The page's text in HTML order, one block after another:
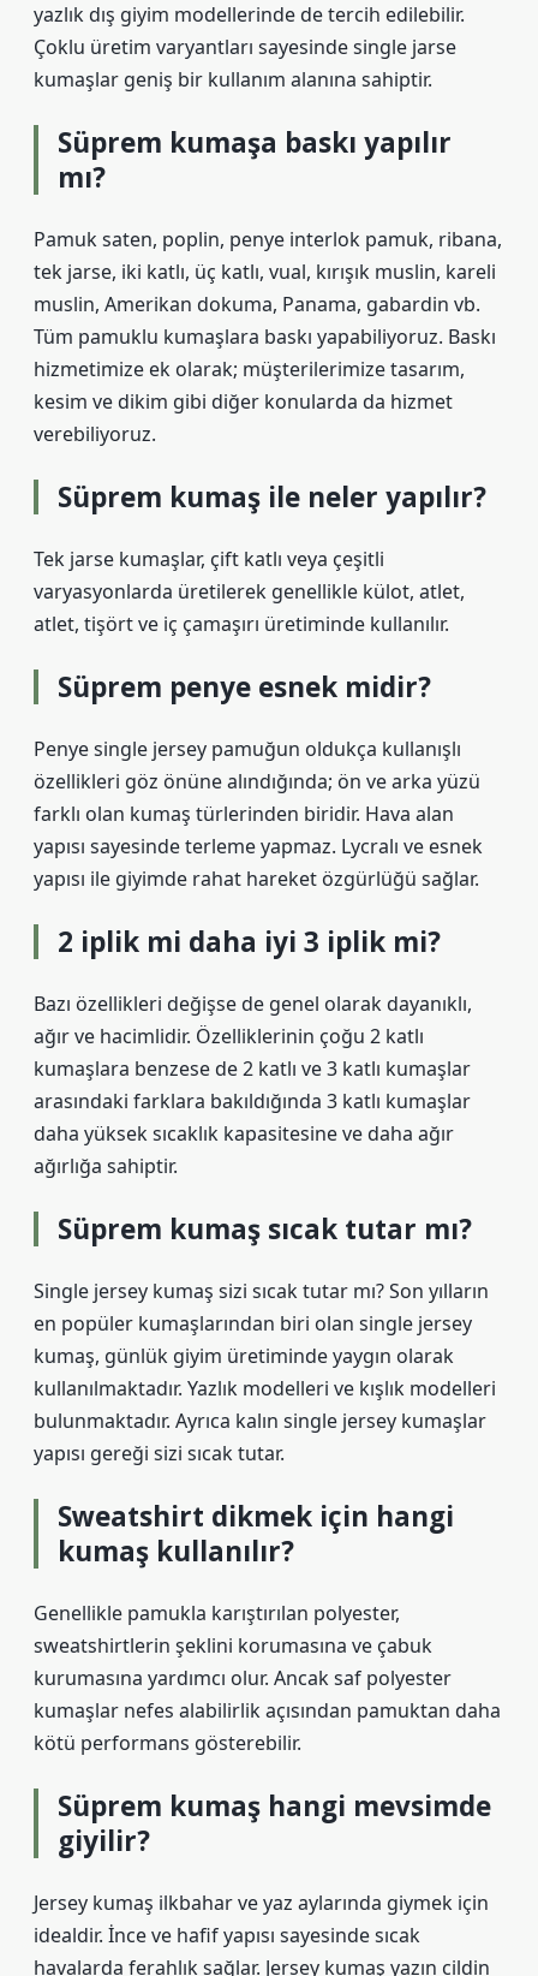
yazlık dış giyim modellerinde de tercih edilebilir.
Çoklu üretim varyantları sayesinde single jarse
kumaşlar geniş bir kullanım alanına sahiptir.
Süprem kumaşa baskı yapılır
mı?
Pamuk saten, poplin, penye interlok pamuk, ribana,
tek jarse, iki katlı, üç katlı, vual, kırışık muslin, kareli
muslin, Amerikan dokuma, Panama, gabardin vb.
Tüm pamuklu kumaşlara baskı yapabiliyoruz. Baskı
hizmetimize ek olarak; müşterilerimize tasarım,
kesim ve dikim gibi diğer konularda da hizmet
verebiliyoruz.
Süprem kumaş ile neler yapılır?
Tek jarse kumaşlar, çift katlı veya çeşitli
varyasyonlarda üretilerek genellikle külot, atlet,
atlet, tişört ve iç çamaşırı üretiminde kullanılır.
Süprem penye esnek midir?
Penye single jersey pamuğun oldukça kullanışlı
özellikleri göz önüne alındığında; ön ve arka yüzü
farklı olan kumaş türlerinden biridir. Hava alan
yapısı sayesinde terleme yapmaz. Lycralı ve esnek
yapısı ile giyimde rahat hareket özgürlüğü sağlar.
2 iplik mi daha iyi 3 iplik mi?
Bazı özellikleri değişse de genel olarak dayanıklı,
ağır ve hacimlidir. Özelliklerinin çoğu 2 katlı
kumaşlara benzese de 2 katlı ve 3 katlı kumaşlar
arasındaki farklara bakıldığında 3 katlı kumaşlar
daha yüksek sıcaklık kapasitesine ve daha ağır
ağırlığa sahiptir.
Süprem kumaş sıcak tutar mı?
Single jersey kumaş sizi sıcak tutar mı? Son yılların
en popüler kumaşlarından biri olan single jersey
kumaş, günlük giyim üretiminde yaygın olarak
kullanılmaktadır. Yazlık modelleri ve kışlık modelleri
bulunmaktadır. Ayrıca kalın single jersey kumaşlar
yapısı gereği sizi sıcak tutar.
Sweatshirt dikmek için hangi
kumaş kullanılır?
Genellikle pamukla karıştırılan polyester,
sweatshirtlerin şeklini korumasına ve çabuk
kurumasına yardımcı olur. Ancak saf polyester
kumaşlar nefes alabilirlik açısından pamuktan daha
kötü performans gösterebilir.
Süprem kumaş hangi mevsimde
giyilir?
Jersey kumaş ilkbahar ve yaz aylarında giymek için
idealdir. İnce ve hafif yapısı sayesinde sıcak
havalarda ferahlık sağlar. Jersey kumaş yazın cildin